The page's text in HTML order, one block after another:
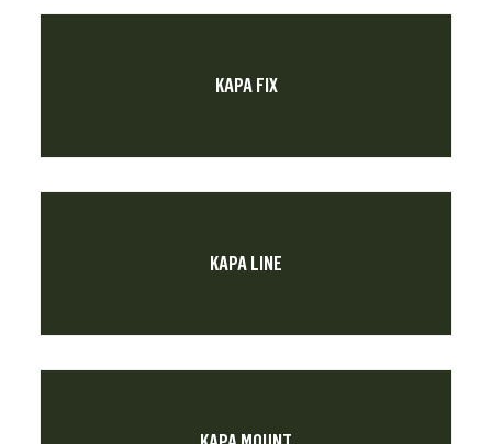
KAPA FIX
KAPA LINE